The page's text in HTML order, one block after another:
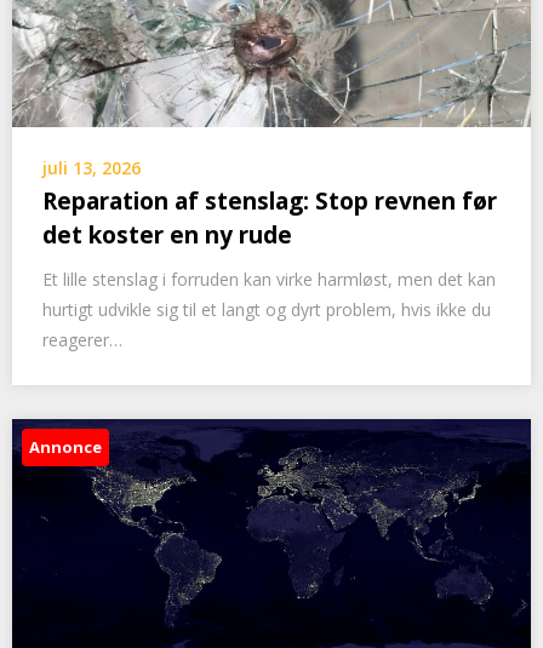
juli 13, 2026
Reparation af stenslag: Stop revnen før
det koster en ny rude
Et lille stenslag i forruden kan virke harmløst, men det kan
hurtigt udvikle sig til et langt og dyrt problem, hvis ikke du
reagerer…
Annonce